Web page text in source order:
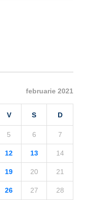
februarie 2021
V S D
5 6 7
12 13 14
19 20 21
26 27
28